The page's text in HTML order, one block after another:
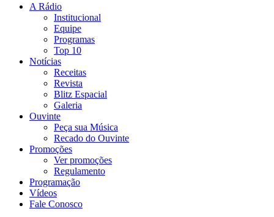
A Rádio
Institucional
Equipe
Programas
Top 10
Notícias
Receitas
Revista
Blitz Espacial
Galeria
Ouvinte
Peça sua Música
Recado do Ouvinte
Promoções
Ver promoções
Regulamento
Programação
Vídeos
Fale Conosco